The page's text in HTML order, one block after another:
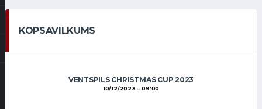
KOPSAVILKUMS
VENTSPILS CHRISTMAS CUP 2023
10/12/2023 09:00